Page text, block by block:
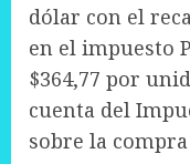
dólar con el
en el impuesto
$364,77 por
cuenta del
sobre la compra